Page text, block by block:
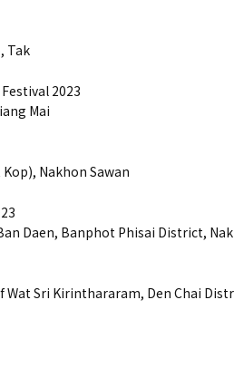
Tak
2023
Mai
Nakhon Sawan
Daen, Banphot Phisai District,
Wat Sri Kirinthararam, Den Chai